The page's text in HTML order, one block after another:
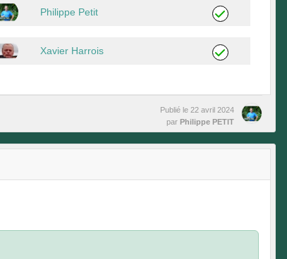
Philippe Petit
Xavier Harrois
Publié le 22 avril 2024
par Philippe PETIT